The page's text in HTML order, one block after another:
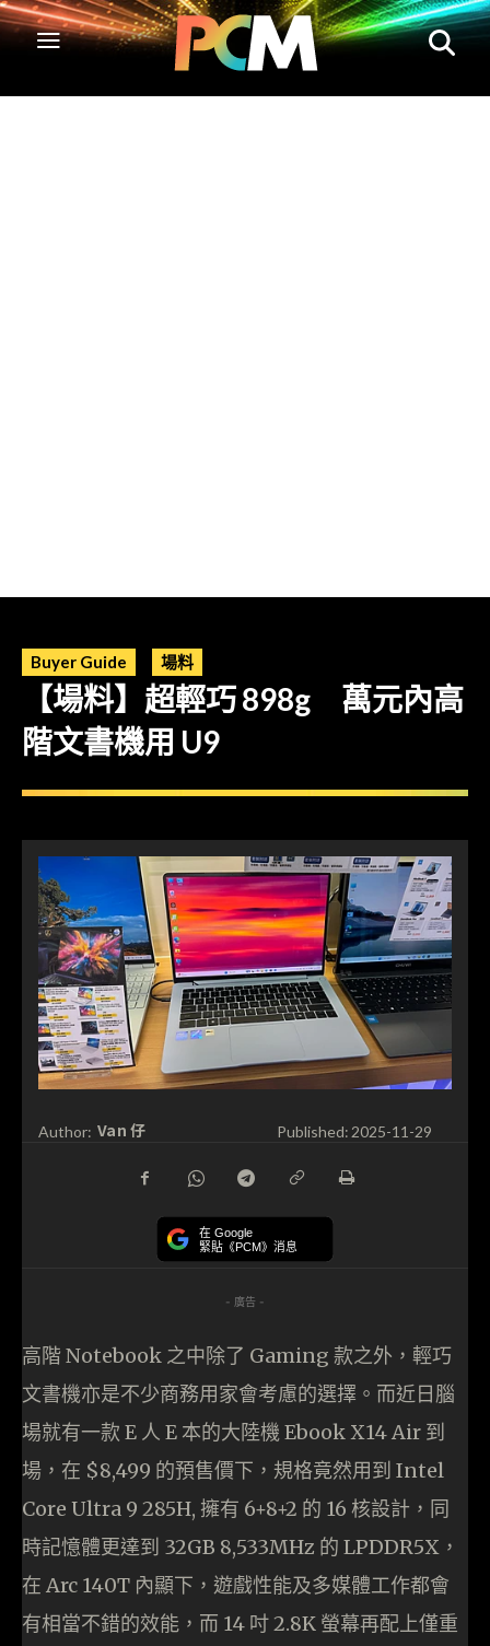
Buyer Guide 場料
【場料】超輕巧 898g 萬元內高
階文書機用 U9
Author: Van 仔 Published: 2025-11-29
在 Google
緊貼《PCM》消息
- 廣告 -
高階 Notebook 之中除了 Gaming 款之外，輕巧
文書機亦是不少商務用家會考慮的選擇。而近日腦
場就有一款 E 人 E 本的大陸機 Ebook X14 Air 到
場，在 $8,499 的預售價下，規格竟然用到 Intel
Core Ultra 9 285H, 擁有 6+8+2 的 16 核設計，同
時記憶體更達到 32GB 8,533MHz 的 LPDDR5X，
在 Arc 140T 內顯下，遊戲性能及多媒體工作都會
有相當不錯的效能，而 14 吋 2.8K 螢幕再配上僅重